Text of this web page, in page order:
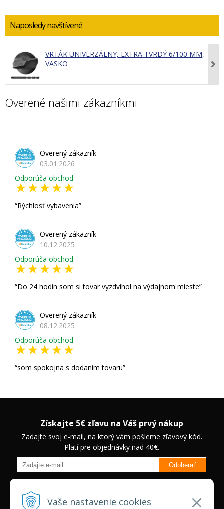
Vaše nastavenie cookies
Naposledy navštívené
VRTÁK UNIVERZÁLNY, EXTRA TVRDÝ 6/100 MM,
VASKO
Overené našimi zákazníkmi
Overený zákazník
03.01.2026
Odporúča obchod
Rýchlosť vybavenia
Overený zákazník
10.12.2025
Odporúča obchod
Do 24 hodín som si tovar vyzdvihol na výdajnom mieste
Overený zákazník
08.12.2025
Odporúča obchod
som spokojna s dodanim tovaru
Získajte 5€ zľavu na Váš prvý nákup
Zadajte svoj e-mail, na ktorý vám pošleme zľavový kód.
Platí pre objednávky nad 40€.
Odoberať
zľavách na vybrané produkty.
Neplatí pre Veľkoobchodných
zákazníkov.